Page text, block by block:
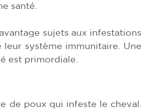
santé.
sujets aux infestations
système immunitaire. Une
est primordiale.
de poux qui infeste le cheval.